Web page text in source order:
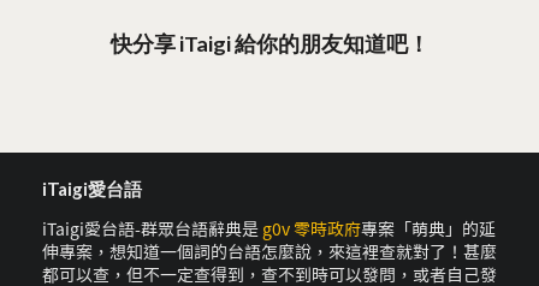
快分享 iTaigi 給你的朋友知道吧！
iTaigi愛台語
iTaigi愛台語-群眾台語辭典是 g0v 零時政府專案「萌典」的延
伸專案，想知道一個詞的台語怎麼說，來這裡查就對了！甚麼
都可以查，但不一定查得到，查不到時可以發問，或者自己發